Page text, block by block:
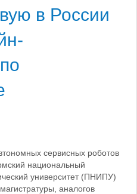
в России
сервисных роботов
национальный
университет (ПНИПУ)
аналогов